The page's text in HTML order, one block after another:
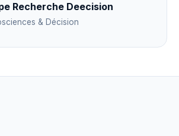
Recherche Deecision
& Décision